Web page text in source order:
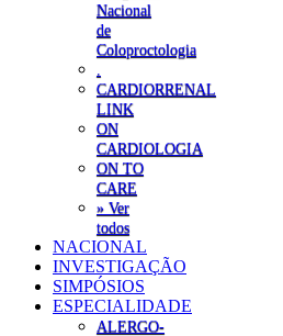
Nacional
de
Coloproctologia
CARDIORRENAL
LINK
ON
CARDIOLOGIA
ON TO
CARE
» Ver
todos
NACIONAL
INVESTIGAÇÃO
SIMPÓSIOS
ESPECIALIDADE
ALERGO-